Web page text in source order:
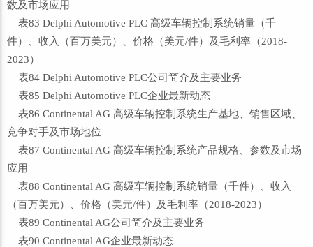
数及市场应用
表83 Delphi Automotive PLC 高级车辆控制系统销量（千
件）、收入（百万美元）、价格（美元/件）及毛利率（2018-
2023）
表84 Delphi Automotive PLC公司简介及主要业务
表85 Delphi Automotive PLC企业最新动态
表86 Continental AG 高级车辆控制系统生产基地、销售区域、
竞争对手及市场地位
表87 Continental AG 高级车辆控制系统产品规格、参数及市场
应用
表88 Continental AG 高级车辆控制系统销量（千件）、收入
（百万美元）、价格（美元/件）及毛利率（2018-2023）
表89 Continental AG公司简介及主要业务
表90 Continental AG企业最新动态